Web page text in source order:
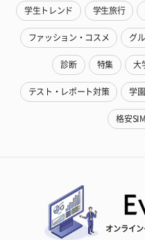
学生トレンド 学生旅行
ファッション・コスメ グ
診断 特集 大
テスト・レポート対策 学
格安
オンライ